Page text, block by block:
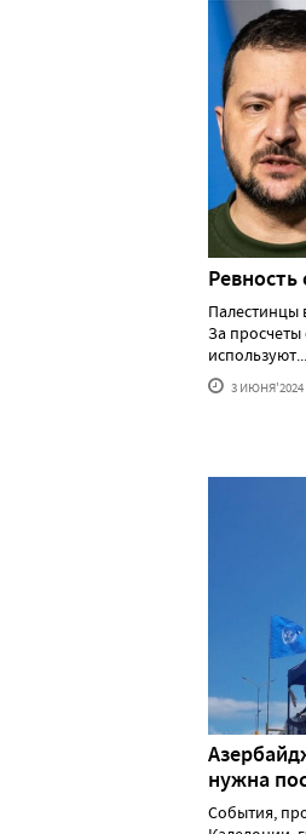
Палестинцы
За просчеты
3 ИЮНЯ'2024
нужна
События,